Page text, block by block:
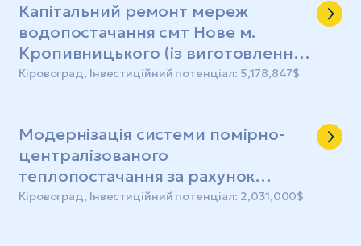
Капітальний ремонт мереж
водопостачання смт Нове м.
Кропивницького (із виготовленням
ПКД)
Кіровоград, Інвестиційний потенціал: 5,178,847$
Модернізація системи помірно-
централізованого
теплопостачання за рахунок
реконструкції котельні №35
Кіровоград, Інвестиційний потенціал: 2,031,000$